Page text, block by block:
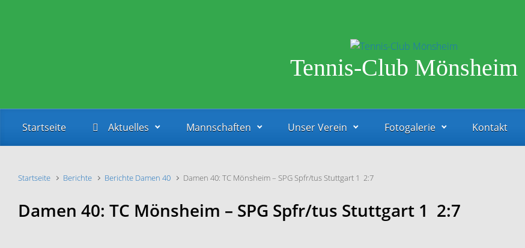
Tennis-Club Mönsheim
Startseite Aktuelles Mannschaften Unser Verein Fotogalerie Kontakt
Startseite Berichte Berichte Damen 40 Damen 40: TC Mönsheim – SPG Spfr/tus Stuttgart 1 2:7
Damen 40: TC Mönsheim – SPG Spfr/tus Stuttgart 1 2:7